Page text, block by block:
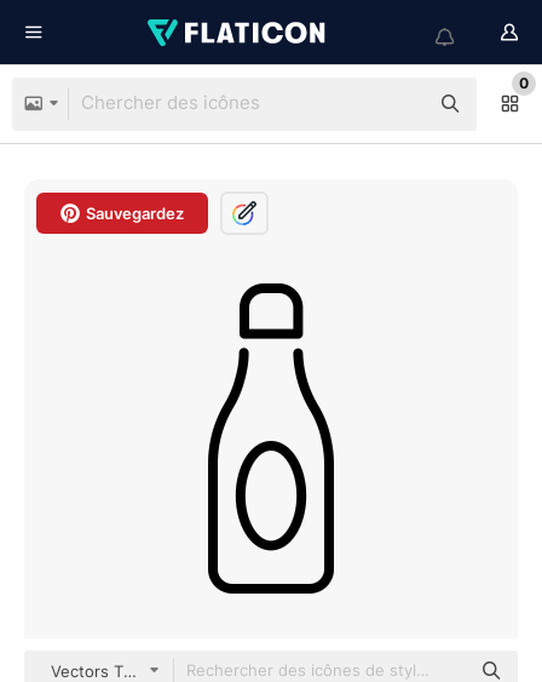
0
Sauvegardez
Vectors Tank outline